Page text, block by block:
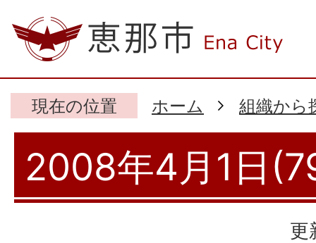
現在の位置 ホーム 組織から
2008年4月1日
更